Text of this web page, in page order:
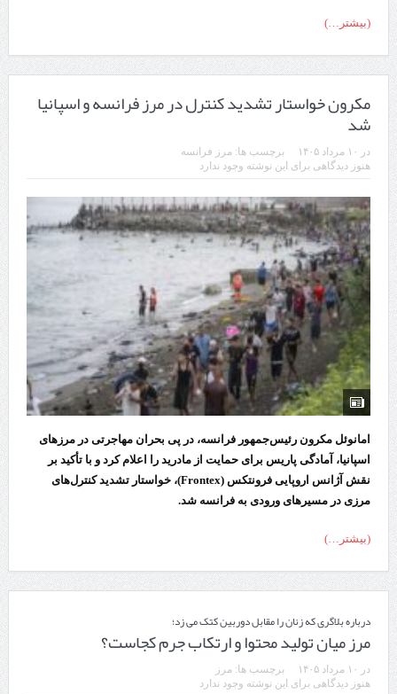
(بیشتر…)
مکرون خواستار تشدید کنترل‌ در مرز فرانسه و اسپانیا
شد
در ۱۰ مرداد ۱۴۰۵ برچسب ها: مرز فرانسه
هنوز دیدگاهی برای این نوشته وجود ندارد
امانوئل مکرون رئیس‌جمهور فرانسه، در پی بحران مهاجرتی در مرزهای
اسپانیا، آمادگی پاریس برای حمایت از مادرید را اعلام کرد و با تأکید بر
نقش آژانس اروپایی فرونتکس (Frontex)، خواستار تشدید کنترل‌های
مرزی در مسیرهای ورودی به فرانسه شد.
(بیشتر…)
درباره بلاگری که زنان را مقابل دوربین کتک می زد؛
مرز میان تولید محتوا و ارتکاب جرم کجاست؟
در ۱۰ مرداد ۱۴۰۵ برچسب ها: مرز‌
هنوز دیدگاهی برای این نوشته وجود ندارد